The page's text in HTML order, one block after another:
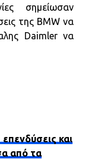
σημείωσαν
της BMW να
Daimler να
και
από τα